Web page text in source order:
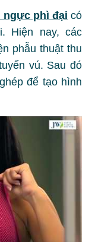
ngực phì đại có
Hiện nay, các
phẫu thuật thu
vú. Sau đó
để tạo hình